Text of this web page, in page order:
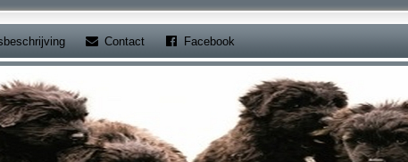
Contact(Opens a new tab)
Facebook